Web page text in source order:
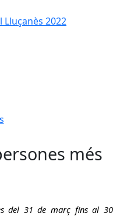
2022
més
del 31 de març fins al 30